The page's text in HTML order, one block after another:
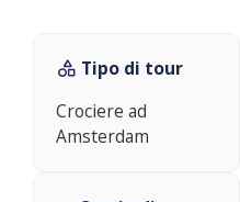
Tipo di tour
Crociere ad
Amsterdam